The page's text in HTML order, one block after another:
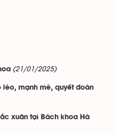
(21/01/2025)
léo, mạnh mẽ, quyết đoán
xuân tại Bách khoa Hà